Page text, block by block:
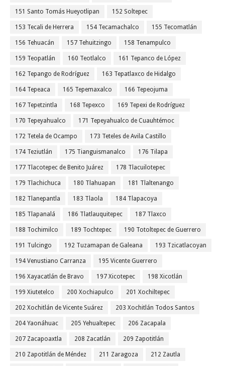
151 Santo Tomás Hueyotlipan 152 Soltepec
153 Tecali de Herrera 154 Tecamachalco 155 Tecomatlán
156 Tehuacán 157 Tehuitzingo 158 Tenampulco
159 Teopatlán 160 Teotlalco 161 Tepanco de López
162 Tepango de Rodríguez 163 Tepatlaxco de Hidalgo
164 Tepeaca 165 Tepemaxalco 166 Tepeojuma
167 Tepetzintla 168 Tepexco 169 Tepexi de Rodríguez
170 Tepeyahualco 171 Tepeyahualco de Cuauhtémoc
172 Tetela de Ocampo 173 Teteles de Avila Castillo
174 Teziutlán 175 Tianguismanalco 176 Tilapa
177 Tlacotepec de Benito Juárez 178 Tlacuilotepec
179 Tlachichuca 180 Tlahuapan 181 Tlaltenango
182 Tlanepantla 183 Tlaola 184 Tlapacoya
185 Tlapanalá 186 Tlatlauquitepec 187 Tlaxco
188 Tochimilco 189 Tochtepec 190 Totoltepec de Guerrero
191 Tulcingo 192 Tuzamapan de Galeana 193 Tzicatlacoyan
194 Venustiano Carranza 195 Vicente Guerrero
196 Xayacatlán de Bravo 197 Xicotepec 198 Xicotlán
199 Xiutetelco 200 Xochiapulco 201 Xochiltepec
202 Xochitlán de Vicente Suárez 203 Xochitlán Todos Santos
204 Yaonáhuac 205 Yehualtepec 206 Zacapala
207 Zacapoaxtla 208 Zacatlán 209 Zapotitlán
210 Zapotitlán de Méndez 211 Zaragoza 212 Zautla